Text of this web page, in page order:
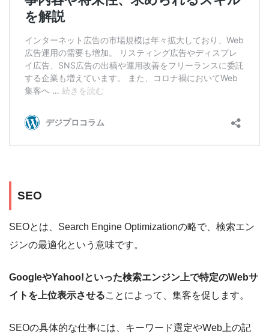
SEO
SEOとは、Search Engine Optimizationの略で、検索エン
ジンの最適化という意味です。
GoogleやYahoo!といった検索エンジン上で特定のWebサ
イトを上位表示させることによって、集客を促します。
SEOの具体的な仕事には、キーワード選定やWeb上の記